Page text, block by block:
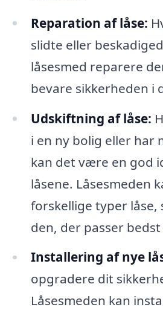
Reparation af låse:
slidte eller
låsesmed reparere
bevare sikkerheden i
Udskiftning af låse:
i en ny bolig eller har
kan det være en god
låsene. Låsesmeden
forskellige typer låse,
den, der passer
Installering af nye
opgradere dit
Låsesmeden kan